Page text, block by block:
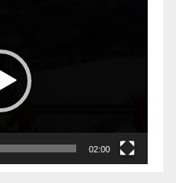
02:00